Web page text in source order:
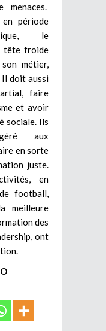
période
le
tête froide
métier,
Il doit aussi
faire
et avoir
sociale. Ils
aux
en sorte
juste.
en
football,
meilleure
des
ont